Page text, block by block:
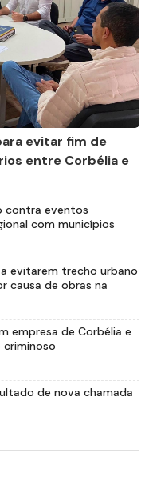
evitar fim de
entre Corbélia e
contra eventos
com municípios
evitarem trecho urbano
causa de obras na
empresa de Corbélia e
criminoso
de nova chamada